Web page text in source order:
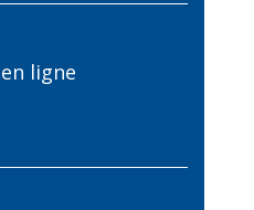
ligne